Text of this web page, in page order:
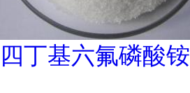
四丁基六氟磷酸铵